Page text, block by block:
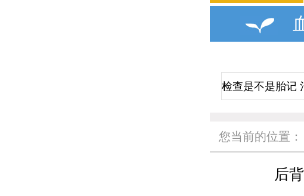
您当前的位置：
后